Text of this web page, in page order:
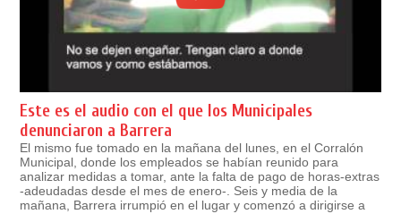
Este es el audio con el que los Municipales
denunciaron a Barrera
El mismo fue tomado en la mañana del lunes, en el Corralón
Municipal, donde los empleados se habían reunido para
analizar medidas a tomar, ante la falta de pago de horas-extras
-adeudadas desde el mes de enero-. Seis y media de la
mañana, Barrera irrumpió en el lugar y comenzó a dirigirse a